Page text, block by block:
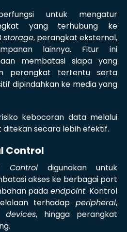
untuk mengatur
yang terhubung ke
storage, perangkat eksternal,
lainnya. Fitur ini
membatasi siapa yang
perangkat tertentu serta
dipindahkan ke media yang
kebocoran data melalui
secara lebih efektif.
Control
Controldigunakan untuk
akses ke berbagai port
padaendpoint. Kontrol
terhadapperipheral,
devices, hingga perangkat